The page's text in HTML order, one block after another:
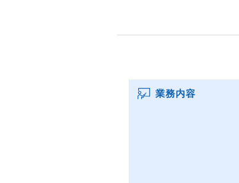
業務内容